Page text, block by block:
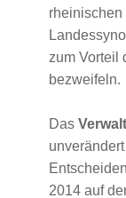
rheinischen
zum Vorteil
bezweifeln.
Das
2014 auf